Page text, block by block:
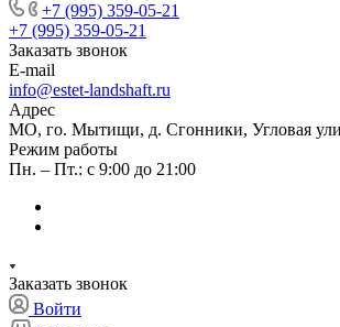
+7 (995) 359-05-21
+7 (995) 359-05-21
Заказать звонок
E-mail
info@estet-landshaft.ru
Адрес
МО, го. Мытищи, д. Сгонники, Угловая
Режим работы
Пн. – Пт.: с 9:00 до 21:00
Заказать звонок
Войти